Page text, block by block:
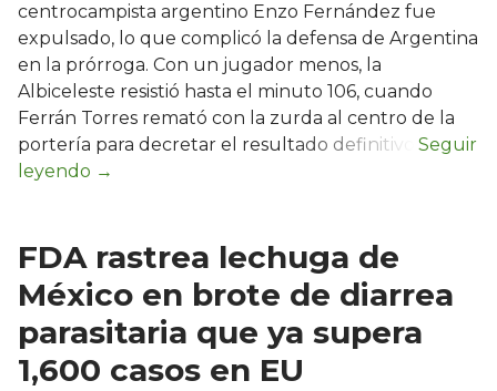
centrocampista argentino Enzo Fernández fue
expulsado, lo que complicó la defensa de Argentina
en la prórroga. Con un jugador menos, la
Albiceleste resistió hasta el minuto 106, cuando
Ferrán Torres remató con la zurda al centro de la
portería para decretar el resultado definitivo.
FDA rastrea lechuga de
México en brote de diarrea
parasitaria que ya supera
1,600 casos en EU